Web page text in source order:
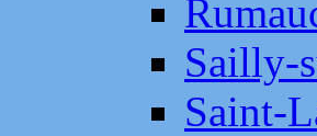
Sailly-
Saint-